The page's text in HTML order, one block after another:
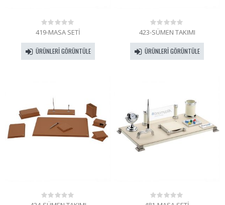
0
5
419-MASA SETİ
ÜRÜNLERI GÖRÜNTÜLE
0
5
423-SÜMEN TAKIMI
ÜRÜNLERI GÖRÜNTÜLE